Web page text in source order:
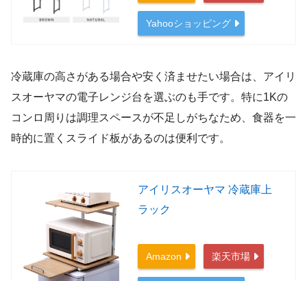
Yahooショッピング
冷蔵庫の高さがある場合や安く済ませたい場合は、アイリ
スオーヤマの電子レンジ台を選ぶのも手です。特に1Kの
コンロ周りは調理スペースが不足しがちなため、食器を一
時的に置くスライド板があるのは便利です。
アイリスオーヤマ 冷蔵庫上
ラック
Amazon 楽天市場